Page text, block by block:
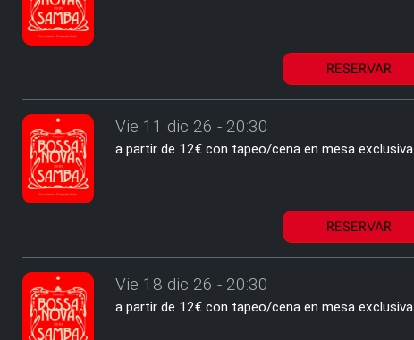
RESERVAR
Vie 11 dic 26 - 20:30
a partir de 12€ con tapeo/cena en mesa exclusiva
RESERVAR
Vie 18 dic 26 - 20:30
a partir de 12€ con tapeo/cena en mesa exclusiva